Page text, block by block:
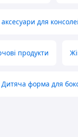
для
продукти
Дитяча форма для